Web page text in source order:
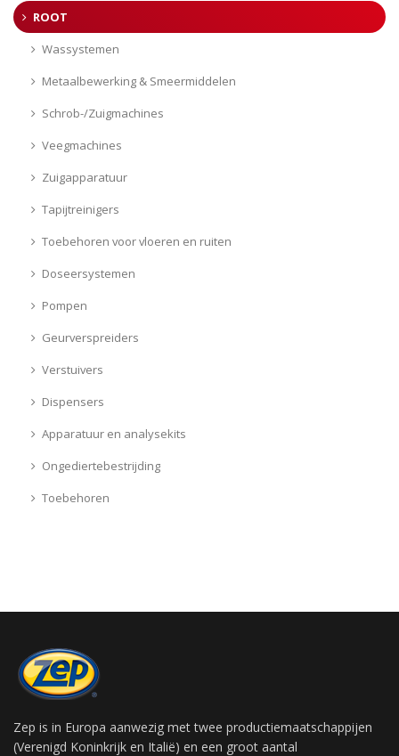
ROOT
Wassystemen
Metaalbewerking & Smeermiddelen
Schrob-/Zuigmachines
Veegmachines
Zuigapparatuur
Tapijtreinigers
Toebehoren voor vloeren en ruiten
Doseersystemen
Pompen
Geurverspreiders
Verstuivers
Dispensers
Apparatuur en analysekits
Ongediertebestrijding
Toebehoren
Zep is in Europa aanwezig met twee productiemaatschappijen
(Verenigd Koninkrijk en Italië) en een groot aantal